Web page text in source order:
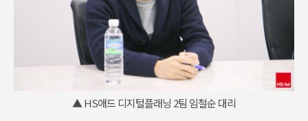
▲ HS애드 디지털플래닝 2팀 임철순 대리